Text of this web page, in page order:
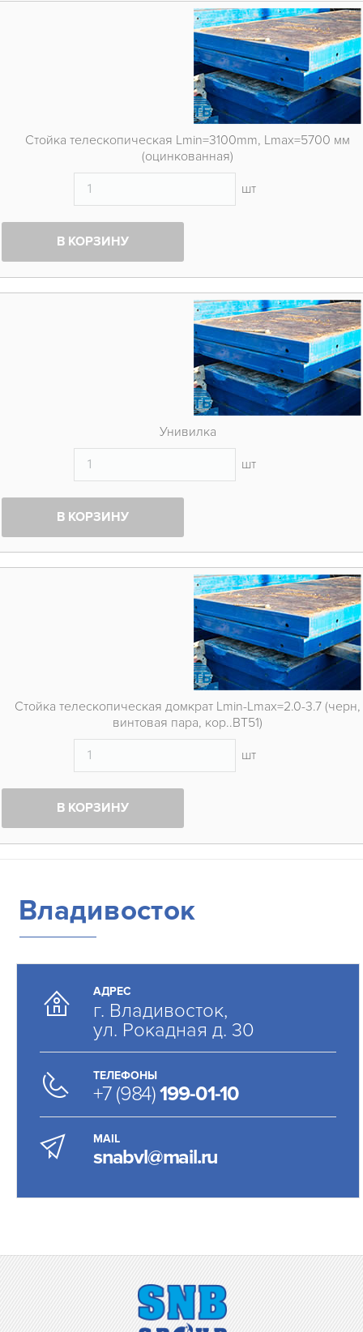
Стойка телескопическая Lmin=3100mm, Lmax=5700 мм
(оцинкованная)
шт
В КОРЗИНУ
Унивилка
шт
В КОРЗИНУ
Стойка телескопическая домкрат Lmin-Lmax=2.0-3.7 (черн,
винтовая пара, кор..ВТ51)
шт
В КОРЗИНУ
Владивосток
АДРЕС
г. Владивосток,
ул. Рокадная д. 30
ТЕЛЕФОНЫ
+7 (984)199-01-10
MAIL
snabvl@mail.ru